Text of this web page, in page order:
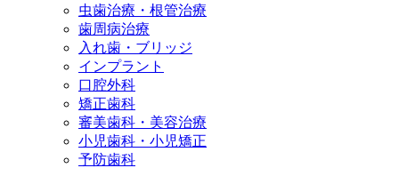
虫歯治療・根管治療
歯周病治療
入れ歯・ブリッジ
インプラント
口腔外科
矯正歯科
審美歯科・美容治療
小児歯科・小児矯正
予防歯科